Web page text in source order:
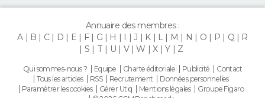
Annuaire des membres :
A
B C D E F G H J K L M N O P Q
R
S
T U V W X Y Z
Qui sommes-nous ? Equipe Charte éditoriale Publicité
Contact
Tous les articles
RSS Recrutement
Données personnelles
Paramétrer les cookies
Gérer Utiq Mentions légales
Groupe Figaro